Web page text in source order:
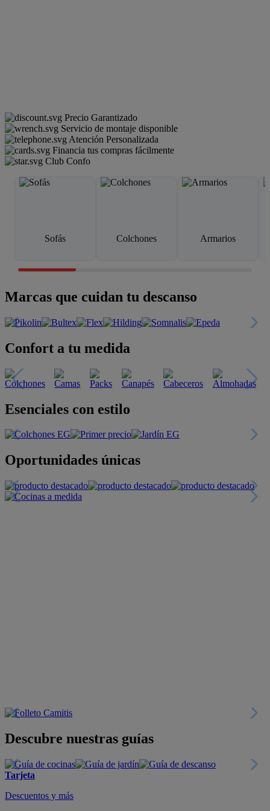
Precio Garantizado
Servicio de montaje disponible
Atención Personalizada
Financia tus compras fácilmente
Club Confo
Sofás Colchones Armarios
Marcas que cuidan tu descanso
Confort a tu medida
Esenciales con estilo
Oportunidades únicas
Descubre nuestras guías
Tarjeta
Descuentos y más